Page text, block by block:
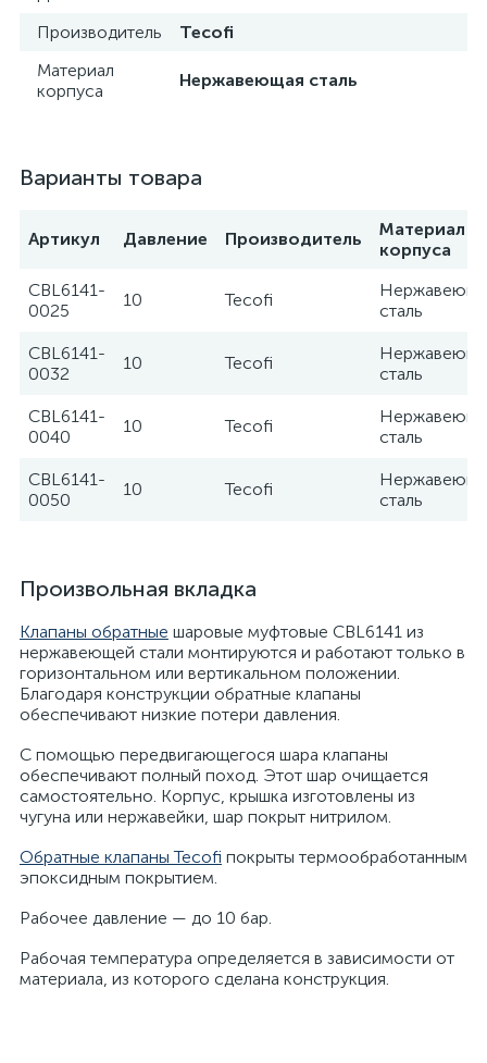
Производитель
Tecofi
Материал
корпуса
Нержавеющая сталь
Варианты товара
Артикул Давление Производитель
Материал
корпуса
CBL6141-
0025
10 Tecofi
сталь
CBL6141-
0032
10 Tecofi
сталь
CBL6141-
0040
10 Tecofi
сталь
CBL6141-
0050
10 Tecofi
сталь
Произвольная вкладка
Клапаны обратные шаровые муфтовые CBL6141 из
нержавеющей стали монтируются и работают только в
горизонтальном или вертикальном положении.
Благодаря конструкции обратные клапаны
обеспечивают низкие потери давления.
С помощью передвигающегося шара клапаны
обеспечивают полный поход. Этот шар очищается
самостоятельно. Корпус, крышка изготовлены из
чугуна или нержавейки, шар покрыт нитрилом.
Обратные клапаны Tecofi покрыты термообработанным
эпоксидным покрытием.
Рабочее давление — до 10 бар.
Рабочая температура определяется в зависимости от
материала, из которого сделана конструкция.